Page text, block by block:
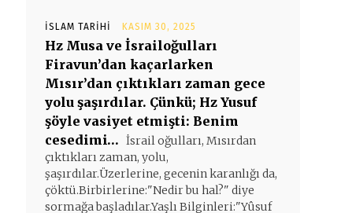
İSLAM TARIHI KASIM 30, 2025
Hz Musa ve İsrailoğulları
Firavun’dan kaçarlarken
Mısır’dan çıktıkları zaman gece
yolu şaşırdılar. Çünkü; Hz Yusuf
şöyle vasiyet etmişti: Benim
cesedimi… İsrail oğulları, Mısırdan
çıktıkları zaman, yolu,
şaşırdılar.Üzerlerine, gecenin karanlığı da,
çöktü.Birbirlerine:"Nedir bu hal?" diye
sormağa başladılar.Yaşlı Bilginleri:"Yûsuf